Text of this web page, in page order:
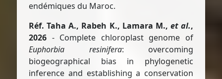
endémiques du Maroc.
Réf. Taha A., Rabeh K., Lamara M., et al.,
2026 - Complete chloroplast genome of
Euphorbia resinifera: overcoming
biogeographical bias in phylogenetic
inference and establishing a conservation